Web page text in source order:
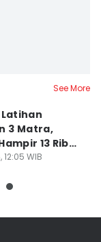
See More
Latihan
3 Matra,
13 Ribu
WIB